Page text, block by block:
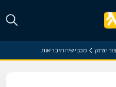
יצחק מכבי שירותי בריאות